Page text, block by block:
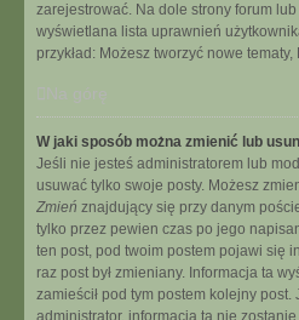
zarejestrować. Na dole strony forum
wyświetlana lista uprawnień
przykład: Możesz tworzyć nowe
Na górę
W jaki sposób można zmienić lub
Jeśli nie jesteś administratorem lub
usuwać tylko swoje posty. Możesz
Zmień znajdujący się przy danym
tylko przez pewien czas po jego
ten post, pod twoim postem pojawi się
raz post był zmieniany. Informacja ta
zamieścił pod tym postem kolejny post.
administrator, informacja ta nie